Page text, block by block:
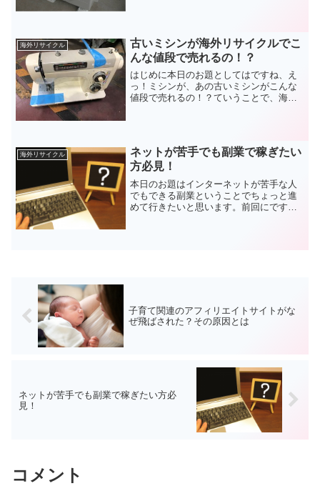
セット...
海外リサイクル
古いミシンが海外リサイクルでこ
んな値段で売れるの！？
はじめに本日のお題としてはですね、え
っ！ミシンが、あの古いミシンがこんな
値段で売れるの！？ていうことで、海外
きではありますが、私たちは...
海外リサイクル
ネットが苦手でも副業で稼ぎたい
方必見！
本日のお題はインターネットが苦手な人
でもできる副業ということでちょっと進
めて行きたいと思います。前回にです
子育て関連のアフィリエイトサイトがな
ぜ飛ばされた？その原因とは
ネットが苦手でも副業で稼ぎたい方必
見！
コメント